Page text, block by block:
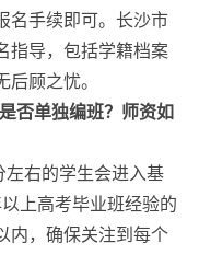
名手续即可。长沙市
指导，包括学籍档案
顾之忧。
否单独编班？师资如
左右的学生会进入基
上高考毕业班经验的
内，确保关注到每个